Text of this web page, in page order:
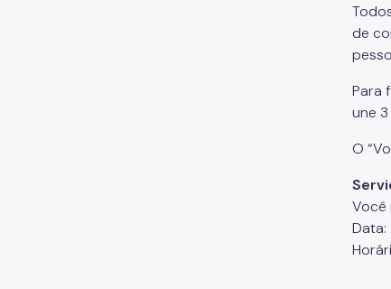
de
Para
une
O
Você
Data: